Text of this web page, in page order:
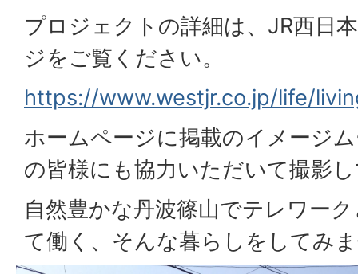
プロジェクトの詳細は、JR西日
ジをご覧ください。
https://www.westjr.co.jp/life/
ホームページに掲載のイメージ
の皆様にも協力いただいて撮影
自然豊かな丹波篠山でテレワー
て働く、そんな暮らしをしてみ